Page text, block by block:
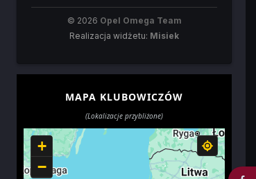
© 2026 Opel Omega Team
Realizacja widżetu: Misiek
MAPA KLUBOWICZÓW
(Lokalizacje przybliżone)
+
−